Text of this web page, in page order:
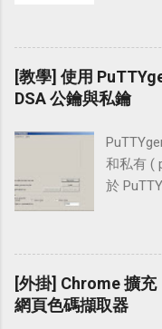
的「允
下就是
站：各
https://
裝置」上
入】。
著選擇
條碼掃
腦版」
入】。
說明；
「
Blogger
做網址
址。在
否為「
俱備「
擇，例
」 設置
www 設
台，找
[教學] 使用
DSA 公鑰與私鑰
和私有 (
於
些其他
WinSCP
「SSH-
DSA」
建立金鑰
[外掛] Chrome 擴
網頁色碼擷取器